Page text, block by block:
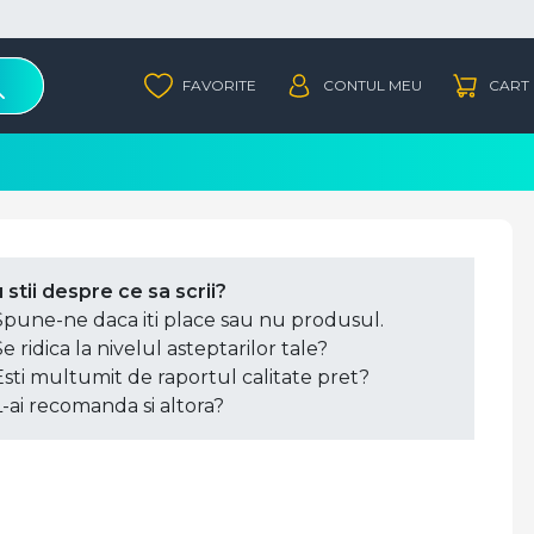
stii despre ce sa scrii?
ne daca iti place sau nu produsul.
ridica la nivelul asteptarilor tale?
multumit de raportul calitate pret?
ai recomanda si altora?